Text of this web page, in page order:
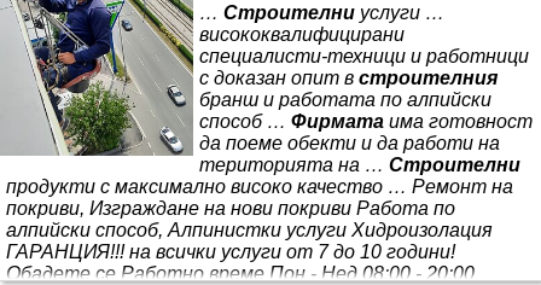
… Строителни услуги …
висококвалифицирани
специалисти-техници и работници
с доказан опит в строителния
бранш и работата по алпийски
способ … Фирмата има готовност
да поеме обекти и да работи на
територията на … Строителни
продукти с максимално високо качество … Ремонт на
покриви, Изграждане на нови покриви Работа по
алпийски способ, Алпинистки услуги Хидроизолация
ГАРАНЦИЯ!!! на всички услуги от 7 до 10 години!
Обадете се Работно време Пон - Нед 08:00 - 20:00